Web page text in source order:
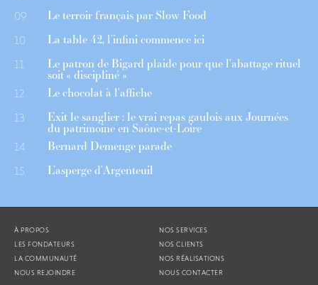
09 Le terroir français par Slow Food
10 La table 42, l’infini commence ici
11 Le patron de Bigard plaide pour que l’abattage rituel
soit « discipliné »
12 Le chocolat à l’affiche
13 Exit le sanglier : le vrai repas gaulois aux Journées
du patrimoine en Saône-et-Loire
14 Bernard Demenge parade
15 L’asperge d’Argenteuil
À PROPOS
LES FONDATEURS
LA COMMUNAUTÉ
NOUS REJOINDRE
NOS SERVICES
NOS CLIENTS
NOS RÉALISATIONS
NOUS CONTACTER